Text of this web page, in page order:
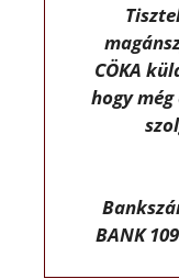
CÖKA
hogy
BANK